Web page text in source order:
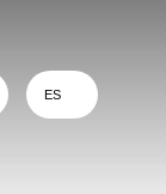
ES